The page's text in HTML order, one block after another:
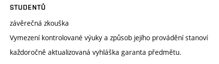
STUDENTŮ
závěrečná zkouška
Vymezení kontrolované výuky a způsob jejího provádění stanoví
každoročně aktualizovaná vyhláška garanta předmětu.